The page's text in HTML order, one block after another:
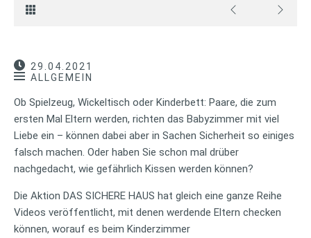
29.04.2021
ALLGEMEIN
Ob Spielzeug, Wickeltisch oder Kinderbett: Paare, die zum
ersten Mal Eltern werden, richten das Babyzimmer mit viel
Liebe ein – können dabei aber in Sachen Sicherheit so einiges
falsch machen. Oder haben Sie schon mal drüber
nachgedacht, wie gefährlich Kissen werden können?
Die Aktion DAS SICHERE HAUS hat gleich eine ganze Reihe
Videos veröffentlicht, mit denen werdende Eltern checken
können, worauf es beim Kinderzimmer